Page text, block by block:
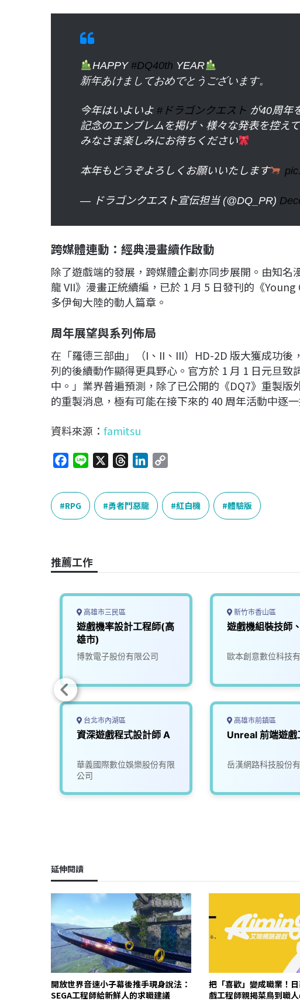
HAPPY #DQ40th YEAR
新年あけましておめでとうございます。
今年はいよいよ #ドラゴンクエスト が40周年
記念のエンブレムを掲げ、様々な発表を控え
みなさま楽しみにお待ちください
本年もどうぞよろしくお願いいたします
— ドラゴンクエスト宣伝担当 (@DQ_PR)
跨媒體連動：經典漫畫續作啟動
除了遊戲端的發展，跨媒體企劃亦同步展開。由知
龍 VII》漫畫正統續編，已於 1 月 5 日發刊的《
多伊甸大陸的動人篇章。
周年展望與系列佈局
在「羅德三部曲」（I、II、III）HD-2D 版大獲成功
列的後續動作顯得更具野心。官方於 1 月 1 日元旦
中。」業界普遍預測，除了已公開的《DQ7》重製
的重製消息，極有可能在接下來的 40 周年活動中逐一
資料來源： famitsu
c
e
b
k
e
r
e
a
n
k
e
p
y
L
RPG 勇者鬥惡龍 紅白機 體驗版
推薦工作
高雄市三民區
遊戲機率設計工程師(高
雄市)
博敦電子股份有限公司
台北市內湖區
資深遊戲程式設計師 A
華義國際數位娛樂股份有限
公司
新竹市香山區
遊戲機組裝技師
歐本創意數位科技
高雄市前鎮區
Unreal 前端遊戲
岳漢網路科技股份
延伸閱讀
開放世界音速小子幕後推手現身說法：
SEGA工程師給新鮮人的求職建議
把「喜歡」變成職業！
戲工程師親揭菜鳥到職